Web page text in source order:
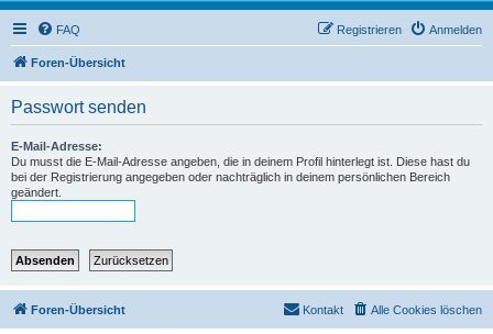
FAQ Anmelden
Registrieren
Foren-Übersicht
Passwort senden
E-Mail-Adresse:
Du musst die E-Mail-Adresse angeben, die in deinem Profil hinterlegt ist. Diese hast du
bei der Registrierung angegeben oder nachträglich in deinem persönlichen Bereich
geändert.
Foren-Übersicht Alle Cookies löschen
Kontakt